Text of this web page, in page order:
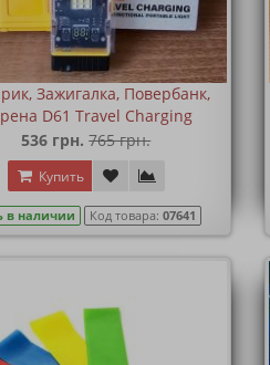
Зажигалка, Повербанк,
D61 Travel Charging
536 грн. 765 грн.
Купить
в наличии Код товара:07641